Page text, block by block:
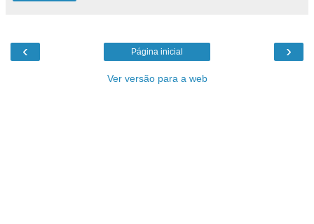
‹ ›
Página inicial
Ver versão para a web